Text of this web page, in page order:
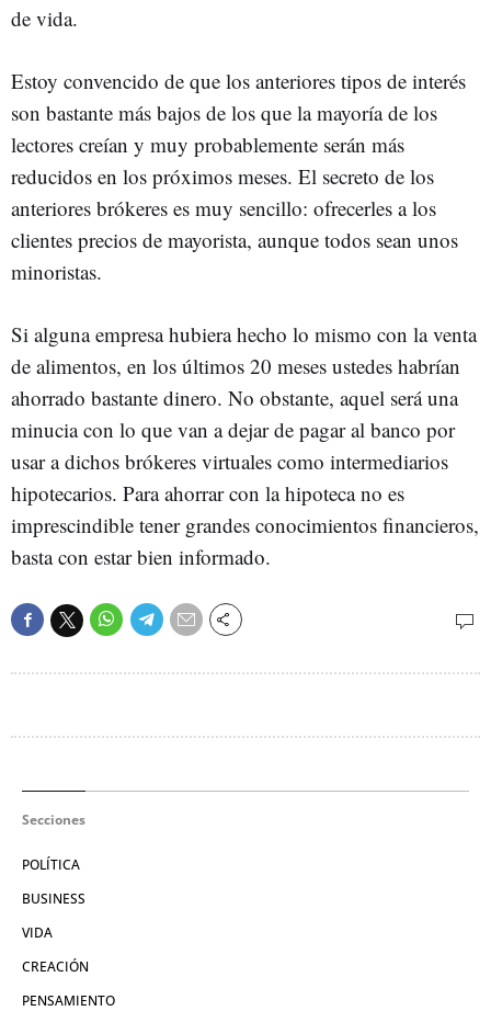
de vida.
Estoy convencido de que los anteriores tipos de interés
son bastante más bajos de los que la mayoría de los
lectores creían y muy probablemente serán más
reducidos en los próximos meses. El secreto de los
anteriores brókeres es muy sencillo: ofrecerles a los
clientes precios de mayorista, aunque todos sean unos
minoristas.
Si alguna empresa hubiera hecho lo mismo con la venta
de alimentos, en los últimos 20 meses ustedes habrían
ahorrado bastante dinero. No obstante, aquel será una
minucia con lo que van a dejar de pagar al banco por
usar a dichos brókeres virtuales como intermediarios
hipotecarios. Para ahorrar con la hipoteca no es
imprescindible tener grandes conocimientos financieros,
basta con estar bien informado.
Secciones
POLÍTICA
BUSINESS
VIDA
CREACIÓN
PENSAMIENTO